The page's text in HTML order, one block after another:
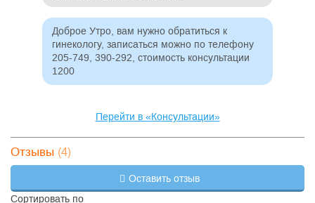
Доброе Утро, вам нужно обратиться к
гинекологу, записаться можно по телефону
205-749, 390-292, стоимость консультации
1200
Перейти в «Консультации»
Отзывы (4)
Оставить отзыв
Сортировать по